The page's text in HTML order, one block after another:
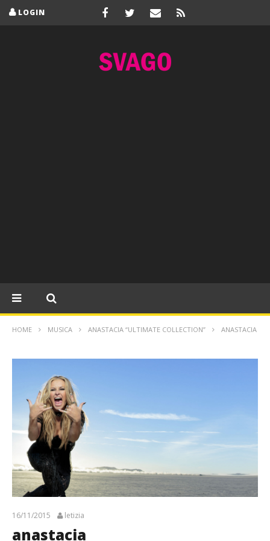
LOGIN
HOME MUSICA ANASTACIA “ULTIMATE COLLECTION” ANASTACIA
16/11/2015 letizia
anastacia